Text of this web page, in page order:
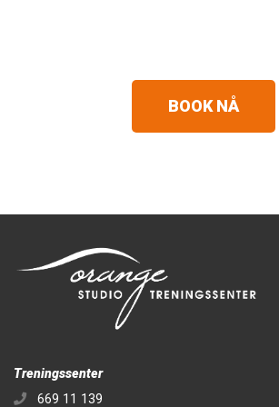
BOOK NÅ
Treningssenter
669 11 139